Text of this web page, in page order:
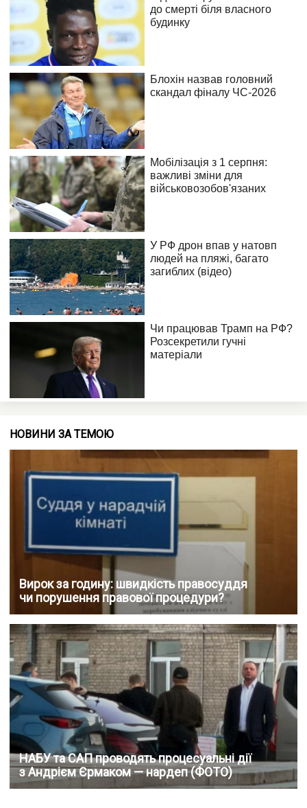
НОВИНИ ЗА ТЕМОЮ
Вирок за годину: швидкість правосуддя
чи порушення правової процедури?
НАБУ та САП проводять процесуальні дії
з Андрієм Єрмаком — нардеп (ФОТО)